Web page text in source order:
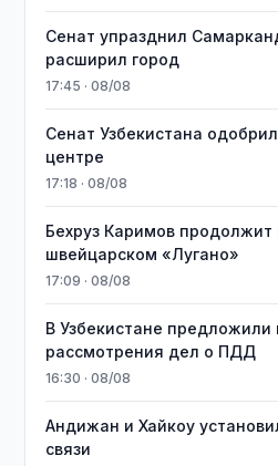
Сенат упразднил
расширил город
17:45 · 08/08
Сенат Узбекистана
центре
17:18 · 08/08
Бехруз Каримов продолжит
швейцарском «Лугано»
17:09 · 08/08
В Узбекистане предложили
рассмотрения дел о ПДД
16:30 · 08/08
Андижан и Хайкоу
связи